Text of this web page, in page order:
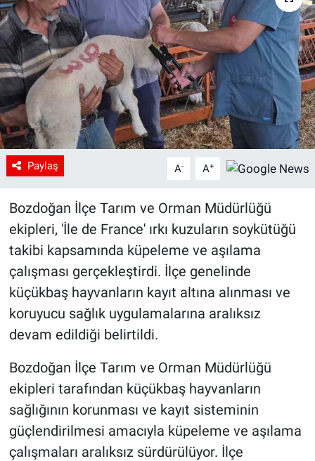
Paylaş A- A+
Bozdoğan İlçe Tarım ve Orman Müdürlüğü
ekipleri, 'İle de France' ırkı kuzuların soykütüğü
takibi kapsamında küpeleme ve aşılama
çalışması gerçekleştirdi. İlçe genelinde
küçükbaş hayvanların kayıt altına alınması ve
koruyucu sağlık uygulamalarına aralıksız
devam edildiği belirtildi.
Bozdoğan İlçe Tarım ve Orman Müdürlüğü
ekipleri tarafından küçükbaş hayvanların
sağlığının korunması ve kayıt sisteminin
güçlendirilmesi amacıyla küpeleme ve aşılama
çalışmaları aralıksız sürdürülüyor. İlçe